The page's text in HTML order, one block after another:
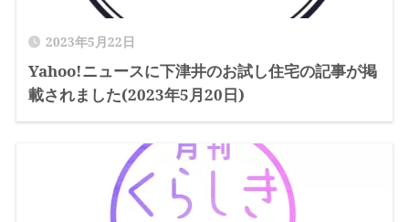
2023年5月22日
Yahoo!ニュースに下津井のお試し住宅の記事が掲
載されました(2023年5月20日)